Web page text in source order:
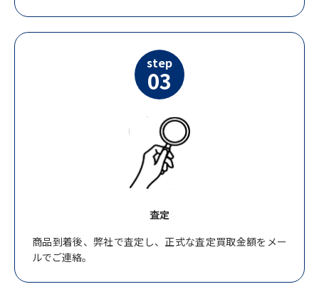
step
03
査定
商品到着後、弊社で査定し、正式な査定買取金額をメー
ルでご連絡。